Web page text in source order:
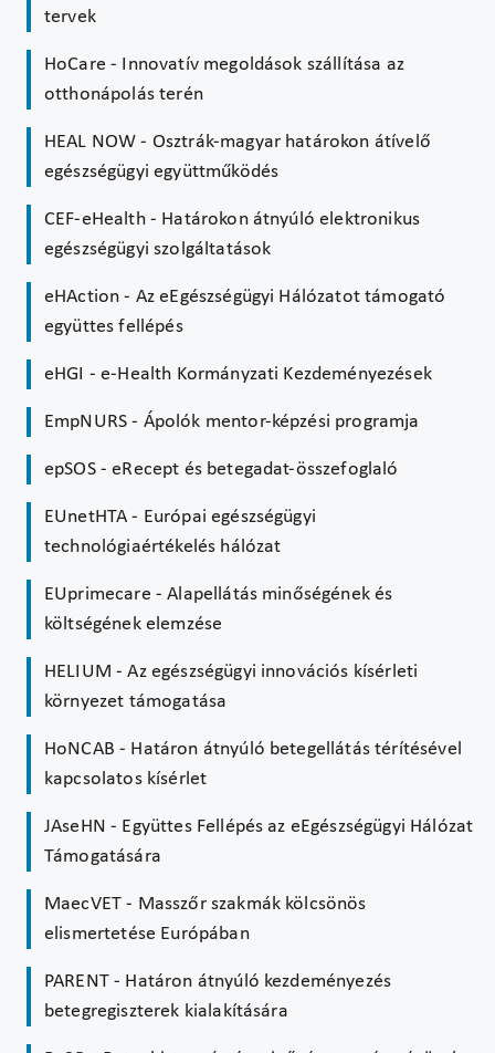
tervek
HoCare - Innovatív megoldások szállítása az
otthonápolás terén
HEAL NOW - Osztrák-magyar határokon átívelő
egészségügyi együttműködés
CEF-eHealth - Határokon átnyúló elektronikus
egészségügyi szolgáltatások
eHAction - Az eEgészségügyi Hálózatot támogató
együttes fellépés
eHGI - e-Health Kormányzati Kezdeményezések
EmpNURS - Ápolók mentor-képzési programja
epSOS - eRecept és betegadat-összefoglaló
EUnetHTA - Európai egészségügyi
technológiaértékelés hálózat
EUprimecare - Alapellátás minőségének és
költségének elemzése
HELIUM - Az egészségügyi innovációs kísérleti
környezet támogatása
HoNCAB - Határon átnyúló betegellátás térítésével
kapcsolatos kísérlet
JAseHN - Együttes Fellépés az eEgészségügyi Hálózat
Támogatására
MaecVET - Masszőr szakmák kölcsönös
elismertetése Európában
PARENT - Határon átnyúló kezdeményezés
betegregiszterek kialakítására